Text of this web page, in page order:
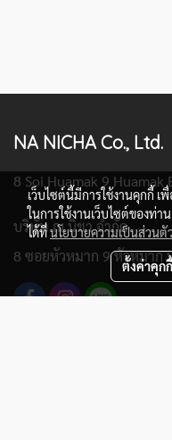
NA NICHA Co., Ltd.
8 Soi Huamak 9 Huamak
บริษัท ณ นิชา จำกัด
8 ซอยหัวหมาก 9 หัวหมาก
เว็บไซต์นี้มีการใช้งานคุกกี้
ในการใช้งานเว็บไซต์ของท่
ได้ที่นโยบายความเป็นส่วนตัว
ตั้งค่าคุกกี้